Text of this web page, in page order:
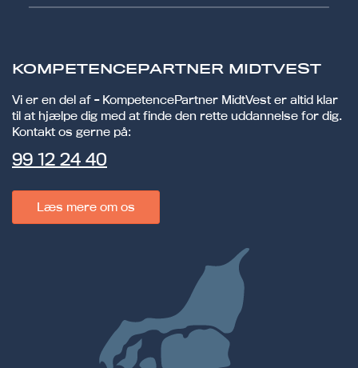
KOMPETENCEPARTNER MIDTVEST
Vi er en del af - KompetencePartner MidtVest er altid klar
til at hjælpe dig med at finde den rette uddannelse for dig.
Kontakt os gerne på:
99 12 24 40
Læs mere om os